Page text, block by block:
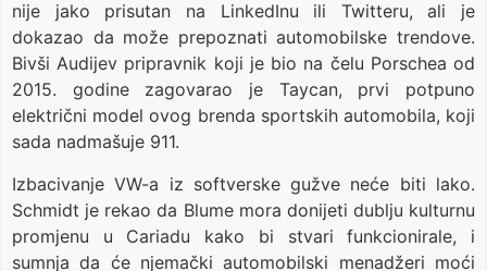
nije jako prisutan na LinkedInu ili Twitteru, ali je
dokazao da može prepoznati automobilske trendove.
Bivši Audijev pripravnik koji je bio na čelu Porschea od
2015. godine zagovarao je Taycan, prvi potpuno
električni model ovog brenda sportskih automobila, koji
sada nadmašuje 911.
Izbacivanje VW-a iz softverske gužve neće biti lako.
Schmidt je rekao da Blume mora donijeti dublju kulturnu
promjenu u Cariadu kako bi stvari funkcionirale, i
sumnja da će njemački automobilski menadžeri moći